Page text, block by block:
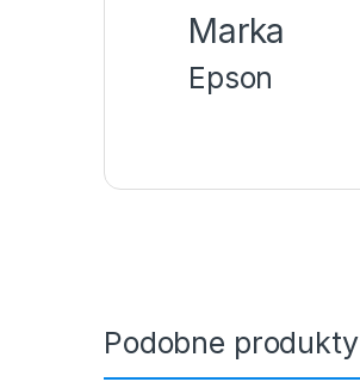
Marka
Epson
Podobne produkty